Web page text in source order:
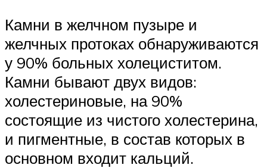
Камни в желчном пузыре и
желчных протоках обнаруживаются
у 90% больных холециститом.
Камни бывают двух видов:
холестериновые, на 90%
состоящие из чистого холестерина,
и пигментные, в состав которых в
основном входит кальций.